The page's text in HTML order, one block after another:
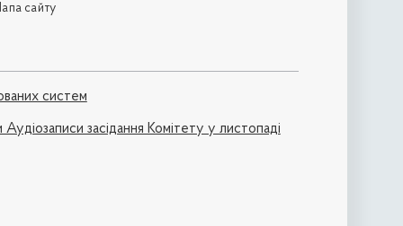
сайту
систем
засідання Комітету у листопаді